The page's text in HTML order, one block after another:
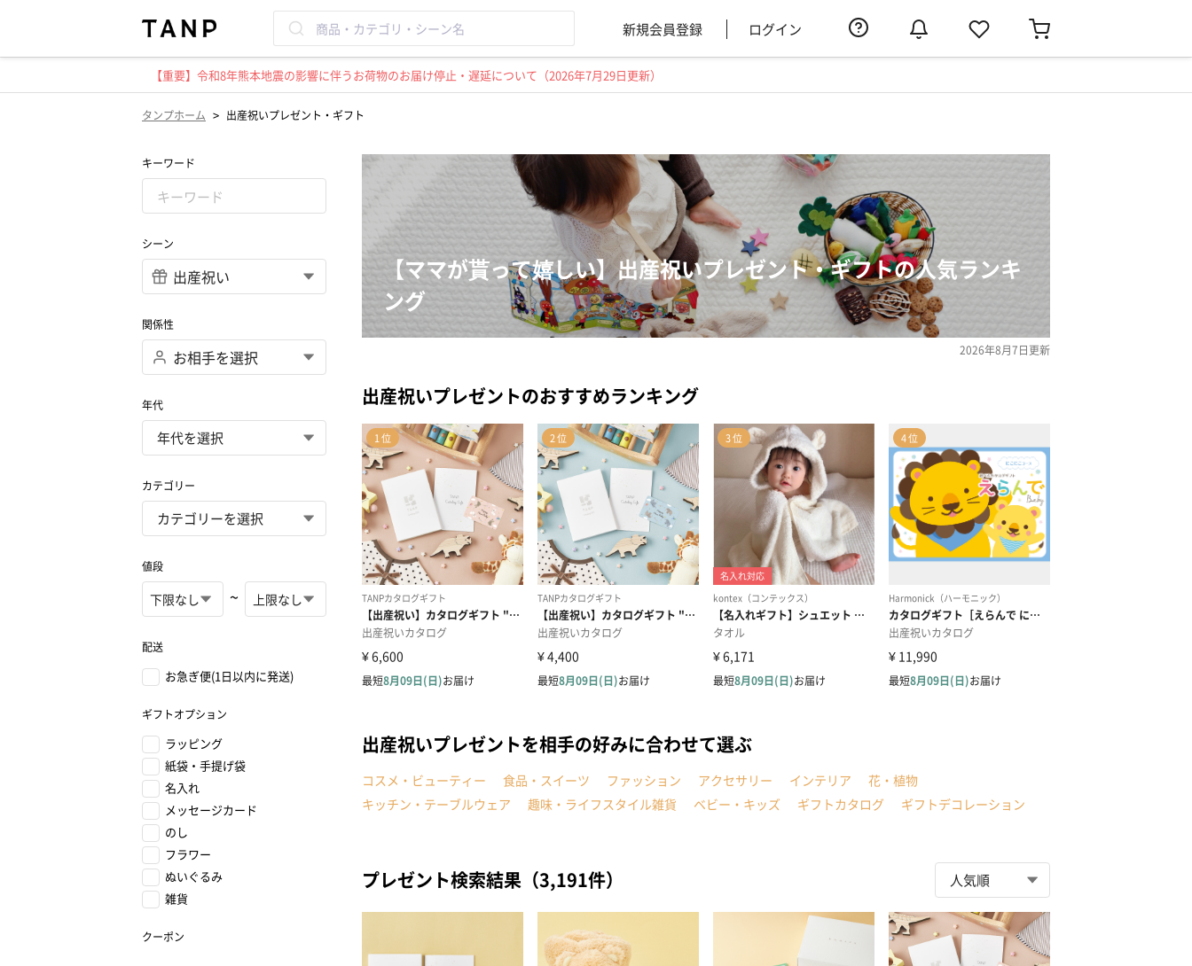
新規会員登録 ログイン
【重要】令和8年熊本地震の影響に伴うお荷物のお届け停止・遅延について（2026年7月29日更新）
タンプホーム > 出産祝いプレゼント・ギフト
キーワード
シーン
関係性
年代
カテゴリー
値段
~
配送
お急ぎ便(1日以内に発送)
ギフトオプション
ラッピング
紙袋・手提げ袋
名入れ
メッセージカード
のし
フラワー
ぬいぐるみ
雑貨
クーポン
【ママが貰って嬉しい】出産祝いプレゼント・ギフトの人気ランキ
ング
2026年8月7日更新
出産祝いプレゼントのおすすめランキング
出産祝いプレゼントを相手の好みに合わせて選ぶ
コスメ・ビューティー 食品・スイーツ ファッション アクセサリー インテリア
花・植物
キッチン・テーブルウェア
趣味・ライフスタイル雑貨 ベビー・キッズ ギフトカタログ ギフトデコレーション
プレゼント検索結果（3,191件）